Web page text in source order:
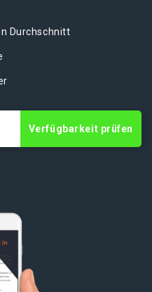
Durchschnitt
Verfügbarkeit prüfen